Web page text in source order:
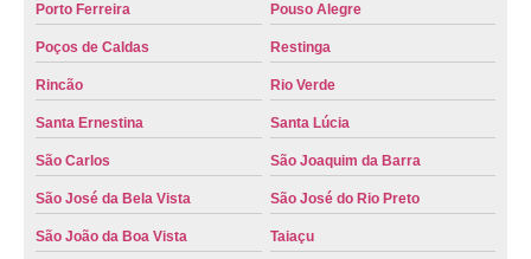
Porto Ferreira Pouso Alegre
Poços de Caldas Restinga
Rincão Rio Verde
Santa Ernestina Santa Lúcia
São Carlos São Joaquim da Barra
São José da Bela Vista São José do Rio Preto
São João da Boa Vista Taiaçu